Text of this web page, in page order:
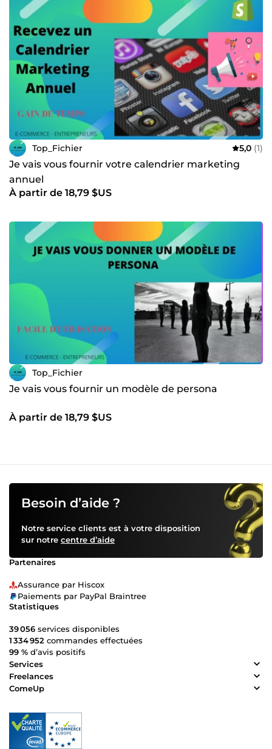
Top_Fichier 5,0 (1)
Je vais vous fournir votre calendrier marketing
annuel
À partir de 18,79 $US
Top_Fichier
Je vais vous fournir un modèle de persona
À partir de 18,79 $US
Besoin d’aide ?
Notre service clients est à votre disposition
sur notre centre d’aide
Partenaires
Assurance par Hiscox
Paiements par PayPal Braintree
Statistiques
39 056 services disponibles
1 334 952 commandes effectuées
99 % d’avis positifs
Services
Freelances
ComeUp